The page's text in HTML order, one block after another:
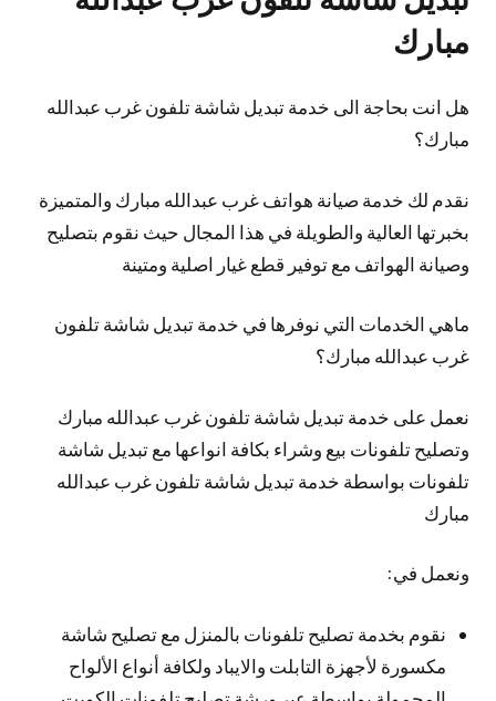
مبارك
هل انت بحاجة الى خدمة تبديل شاشة تلفون غرب عبدالله
مبارك؟
نقدم لك خدمة صيانة هواتف غرب عبدالله مبارك والمتميزة
بخبرتها العالية والطويلة في هذا المجال حيث نقوم بتصليح
وصيانة الهواتف مع توفير قطع غيار اصلية ومتينة
ماهي الخدمات التي نوفرها في خدمة تبديل شاشة تلفون
غرب عبدالله مبارك؟
نعمل على خدمة تبديل شاشة تلفون غرب عبدالله مبارك
وتصليح تلفونات بيع وشراء بكافة انواعها مع تبديل شاشة
تلفونات بواسطة خدمة تبديل شاشة تلفون غرب عبدالله
مبارك
ونعمل في:
نقوم بخدمة تصليح تلفونات بالمنزل مع تصليح شاشة
مكسورة لأجهزة التابلت والايباد ولكافة أنواع الألواح